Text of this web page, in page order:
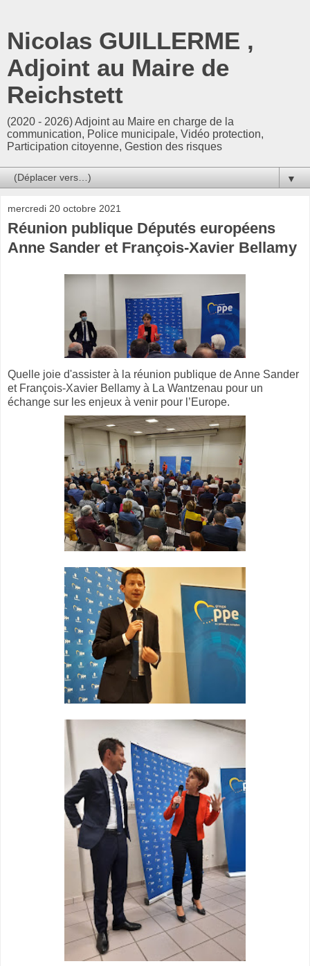
Nicolas GUILLERME ,
Adjoint au Maire de
Reichstett
(2020 - 2026) Adjoint au Maire en charge de la
communication, Police municipale, Vidéo protection,
Participation citoyenne, Gestion des risques
▼
mercredi 20 octobre 2021
Réunion publique Députés européens
Anne Sander et François-Xavier Bellamy
Quelle joie d'assister à la réunion publique de Anne Sander
et François-Xavier Bellamy à La Wantzenau pour un
échange sur les enjeux à venir pour l’Europe.